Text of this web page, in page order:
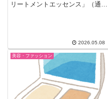
リートメントエッセンス」（通
2026.05.08
美容・ファッション